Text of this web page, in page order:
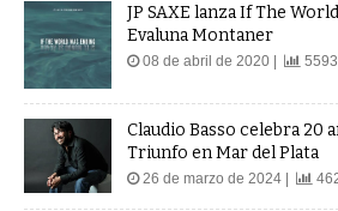
JP SAXE lanza If The
Evaluna Montaner
08 de abril de 2020 | 5593
Claudio Basso celebra 20
Triunfo en Mar del Plata
26 de marzo de 2024 |